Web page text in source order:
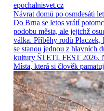
epochalnisvet.cz
Návrat domů po osmdesáti
Do Brna se letos vrátí
podobu města, ale jejichž
válka. Příběhy rodů
se stanou jednou z hlavních
kultury ŠTETL FEST 2026.
Místa, která si člověk